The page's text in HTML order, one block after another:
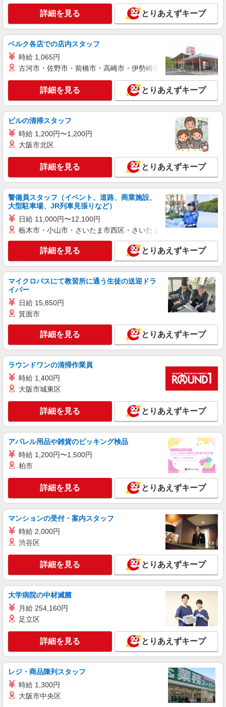
派遣社員
株式会社シエロ
【softbank】人気機種に詳しくなれる携帯販
売
時給1400円〜 ※残業代支給 ★交通費別途支給
+゜ 入社祝い金10万円支給(規定有) お友達を紹介
頂くと, インセンティブ支給(規定有) ★月2回払
い・週払い可能（規程有）★ ゜・。○。・゜
+゜・。○。・゜+゜
広島県広島市佐伯区のsoftbankショップ
キープ 詳細を見る
派遣社員
【ドコモ】の店舗スタッフ
時給1400円〜 ※残業代支給 ★交通費別途支給
+゜ 入社祝い金10万円支給(規定有) お友達を紹介
頂くと, インセンティブ支給(規定有) ★月2回払
い・週払い可能（規程有）★ ゜・。○。・゜
+゜・。○。・゜+゜
広島県広島市佐伯区のdocomoショップ
キープ 詳細を見る
紹介予定派遣
株式会社シエロ
スマホ携帯販売【ソフトバンク】
時給1400円〜1450円（経験・能力による） ※
残業代支給 ★交通費別途支給（規定あり） ゜
+゜・。○。・゜+゜・。○。・゜+゜ 入社祝い金10
万円支給(規定有) お友達を紹介頂くと, インセンテ
有）★ ゜・。○。・゜+゜・。○。・゜+゜
広島県広島市佐伯区の家電量販店
詳細を見る
紹介予定派遣
株式会社シエロ
人気機種に詳しくなれる携帯販売
【softbank】
時給1400円〜1450円（経験・能力による） ※
残業代支給 ★交通費別途支給（規定あり） ゜
+゜・。○。・゜+゜・。○。・゜+゜ 入社祝い金10
ィブ支給(規定有) ★月2回払い・週払い可能（規程
有）★ ゜・。○。・゜+゜・。○。・゜+゜
広島県広島市佐伯区の家電量販店
キープ 詳細を見る
株式会社シエロ
人気機種に詳しくなれる携帯販売【au】
月給259200円〜300000円（経験・能力によ
る） ※研修期間6か月・時給1500円〜 ※残業代支
給 ★交通費別途支給（規定あり） ゜+゜・。
○。・゜+゜・。○。・゜+゜ 入社祝い金10万円支
給(規定有) お友達を紹介頂くと, インセンティブ支
給(規定有) ゜・。○。・゜+゜・。○。・゜+゜
広島県広島市佐伯区の家電量販店
キープ 詳細を見る
紹介予定派遣
株式会社シエロ
人気機種に詳しくなれる携帯販売【au】
月給259200円〜300000円（経験・能力によ
る） ※研修期間6か月・時給1500円〜 ※残業代支
給 ★交通費別途支給（規定あり） ゜+゜・。
○。・゜+゜・。○。・゜+゜ 入社祝い金10万円支
給(規定有) ゜・。○。・゜+゜・。○。・゜+゜
広島県広島市佐伯区の家電量販店
キープ 詳細を見る
紹介予定派遣
株式会社シエロ
【楽天モバイル】の携帯販売スタッフ
月給：245250円〜319150円 ＋賞与年2回＋イ
ンセンティブ ※経験・能力による ※残業代支給
+゜・。○。・゜+゜ 入社祝い金10万円支給(規定
広島県広島市佐伯区の楽天モバイルショップ
詳細を見る とりあえずキープ
ベルク各店での店内スタッフ
時給 1,065円
古河市・佐野市・前橋市・高崎市・伊勢崎市・太田市・館林市
詳細を見る とりあえずキープ
ビルの清掃スタッフ
時給 1,200円〜1,200円
大阪市北区
詳細を見る とりあえずキープ
警備員スタッフ（イベント、道路、商業施設、
大型駐車場、JR列車見張りなど）
日給 11,000円〜12,100円
栃木市・小山市・さいたま市西区・さいたま市岩槻区・久喜市・
詳細を見る とりあえずキープ
マイクロバスにて教習所に通う生徒の送迎ドラ
イバー
日給 15,850円
箕面市
詳細を見る とりあえずキープ
ラウンドワンの清掃作業員
時給 1,400円
大阪市城東区
詳細を見る とりあえずキープ
アパレル用品や雑貨のピッキング検品
時給 1,200円〜1,500円
柏市
詳細を見る とりあえずキープ
マンションの受付・案内スタッフ
時給 2,000円
渋谷区
詳細を見る とりあえずキープ
大学病院の中材滅菌
月給 254,160円
足立区
詳細を見る とりあえずキープ
レジ・商品陳列スタッフ
時給 1,300円
大阪市中央区